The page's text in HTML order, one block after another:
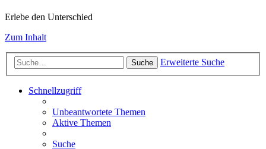
Erlebe den Unterschied
Zum Inhalt
Suche Erweiterte Suche
Schnellzugriff
Unbeantwortete Themen
Aktive Themen
Suche